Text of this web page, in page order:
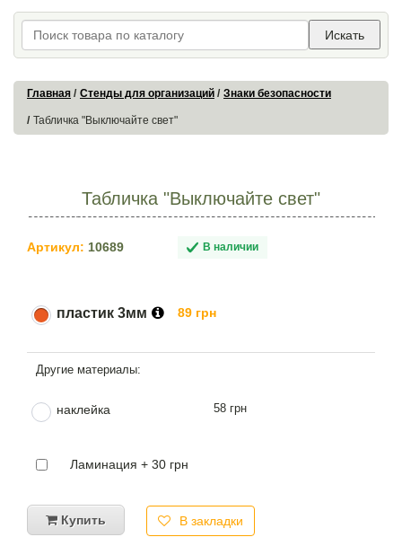
Искать
Главная Стенды для организаций Знаки безопасности
Табличка "Выключайте свет"
Табличка "Выключайте свет"
Артикул: 10689 В наличии
пластик 3мм 89 грн
наклейка 58 грн
Ламинация + 30 грн
Купить В закладки